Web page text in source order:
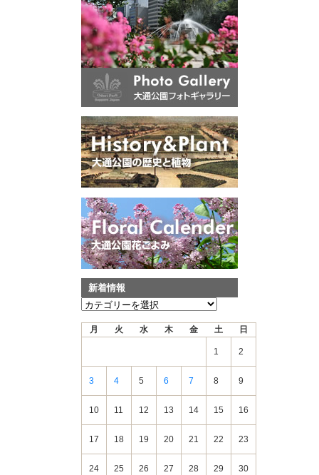
新着情報
新
月 火 水 木 金 土 日
1 2
3 4 5 6 7 8 9
10 11 12 13 14 15 16
17 18 19 20 21 22 23
24 25 26 27 28 29 30